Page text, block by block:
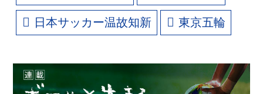
日本サッカー温故知新 東京五輪